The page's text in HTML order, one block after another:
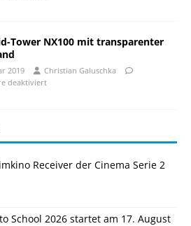
Tower NX100 mit transparenter
2019
Christian Galuschka
deaktiviert
Receiver der Cinema Serie 2
School 2026 startet am 17. August